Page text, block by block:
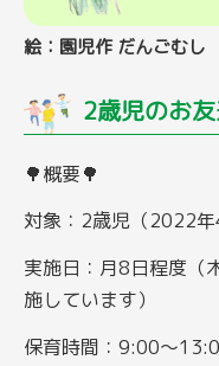
絵：園児作 だんごむし
2歳児のお
🌳概要🌳
対象：2歳児（2022
実施日：月8日程度（
施しています）
保育時間：9:00～